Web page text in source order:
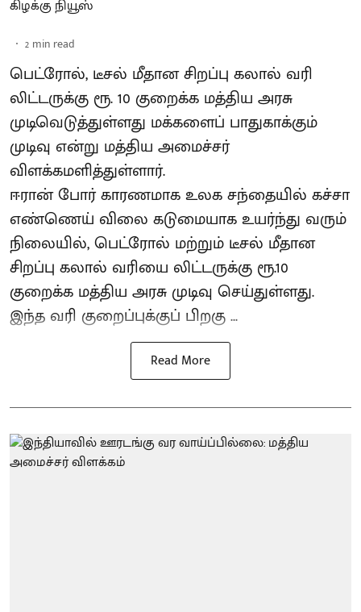
கிழக்கு நியூஸ்
2 min read
பெட்ரோல், டீசல் மீதான சிறப்பு கலால் வரி
லிட்டருக்கு ரூ. 10 குறைக்க மத்திய அரசு
முடிவெடுத்துள்ளது மக்களைப் பாதுகாக்கும்
முடிவு என்று மத்திய அமைச்சர்
விளக்கமளித்துள்ளார்.
ஈரான் போர் காரணமாக உலக சந்தையில் கச்சா
எண்ணெய் விலை கடுமையாக உயர்ந்து வரும்
நிலையில், பெட்ரோல் மற்றும் டீசல் மீதான
சிறப்பு கலால் வரியை லிட்டருக்கு ரூ.10
குறைக்க மத்திய அரசு முடிவு செய்துள்ளது.
இந்த வரி குறைப்புக்குப் பிறகு ...
Read More